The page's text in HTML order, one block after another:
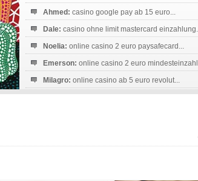
Ahmed: casino google pay ab 15 euro...
Dale: casino ohne limit mastercard
Noelia: online casino 2 euro paysafecard...
Emerson: online casino 2 euro
Milagro: online casino ab 5 euro revolut...